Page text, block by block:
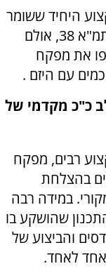
היחיד ששומר
על הדיירים בפרויקט בנייה מורכב של תמ"א 38, אולם
את מפקח
עם היזם .
כ"כ מקדמי של
רבים, מפקח
בהצלחת
במידה רבה
שהושקע בו
והביצוע של
לאחד.